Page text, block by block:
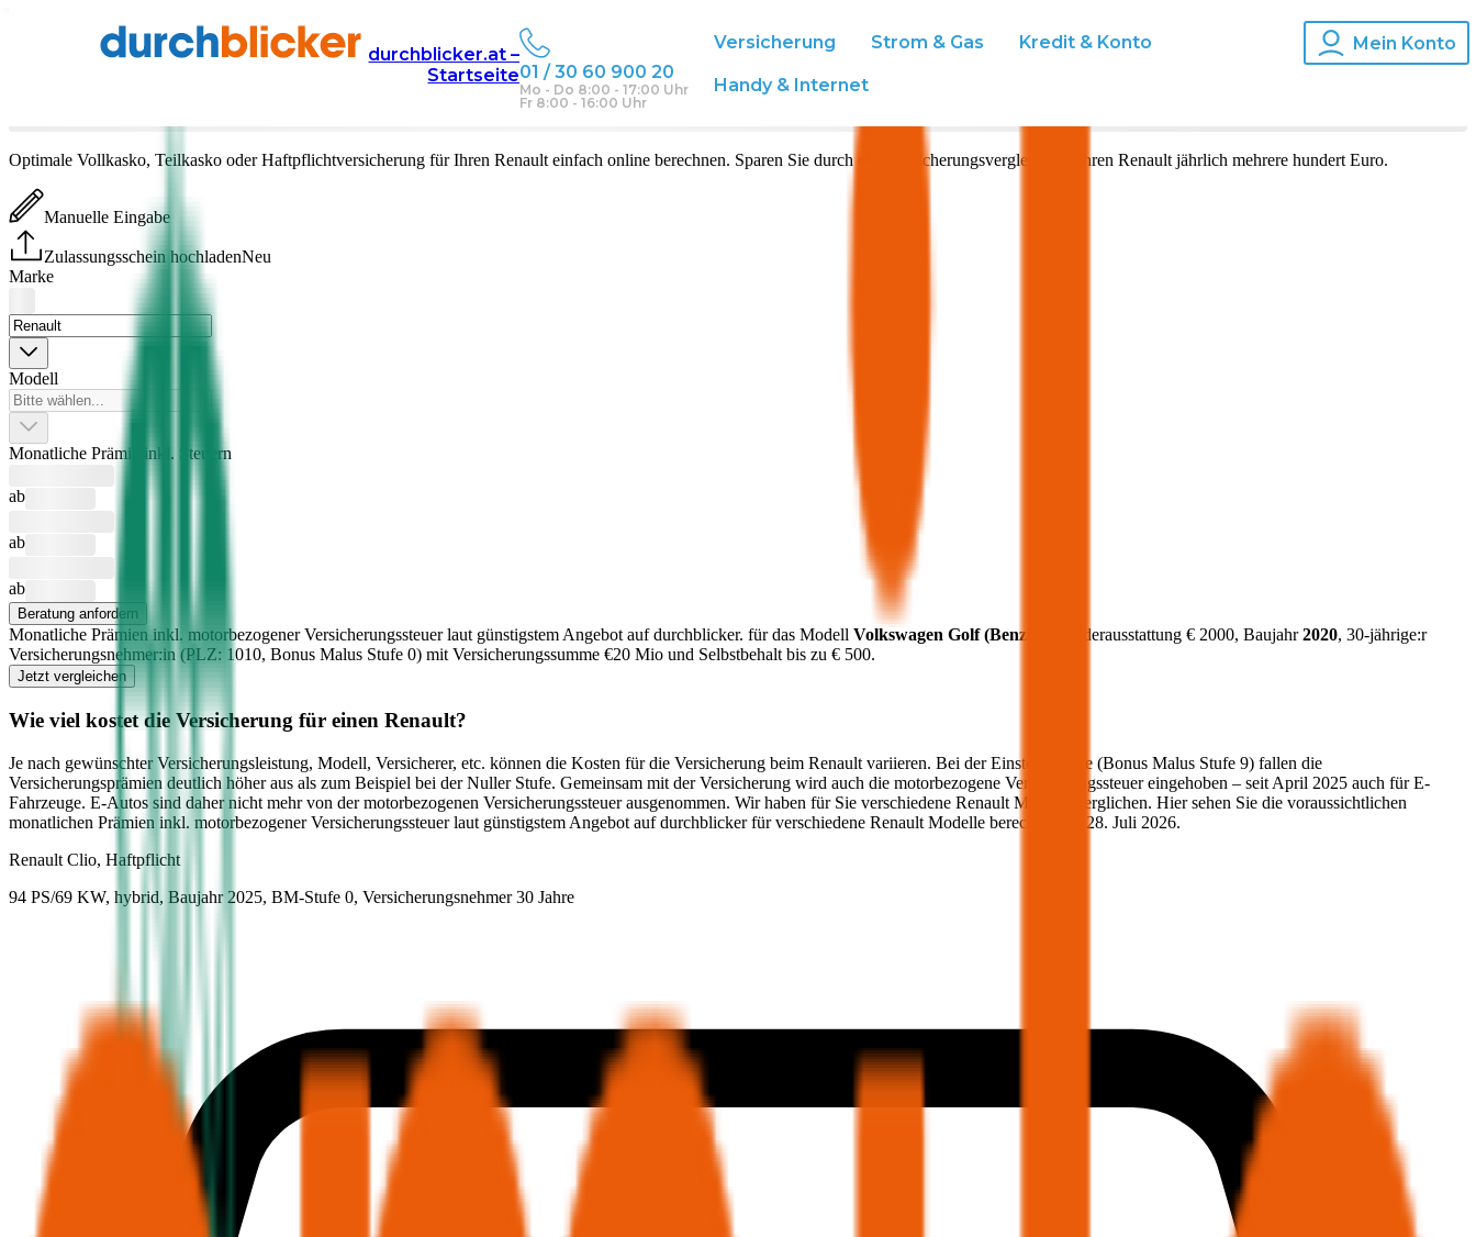
durchblicker.at –
Startseite01 / 30 60 900 20
Mo - Do 8:00 - 17:00 Uhr
Fr 8:00 - 16:00 Uhr
Versicherung Strom & Gas Kredit & Konto
Handy & Internet
Mein Konto
Autoversicherung
Versicherung vergleichen & abschließen
Optimale Vollkasko, Teilkasko oder Haftpflichtversicherung für Ihren Renaulteinfach online berechnen. Sparen Sie durch den Versicherungsvergleich für Ihren Renaultjährlich mehrere hundert Euro.
Manuelle Eingabe
Zulassungsschein hochladenNeu
Marke
Modell
Monatliche Prämie inkl. Steuern
ab
ab
ab
Beratung anfordern
Monatliche Prämien inkl. motorbezogener Versicherungssteuer laut günstigstem Angebot auf durchblicker. für das Modell Volkswagen Golf(Benzin , Sonderausstattung € 2000, Baujahr2020, 30-jährige:r
Versicherungsnehmer:in (PLZ: 1010, Bonus Malus Stufe 0) mit Versicherungssumme €20 Mio und Selbstbehalt bis zu € 500.
Jetzt vergleichen
Wie viel kostet die Versicherung für einen Renault?
Je nach gewünschter Versicherungsleistung, Modell, Versicherer, etc. können die Kosten für die Versicherung beim Renault variieren. Bei der Einsteigerstufe (Bonus Malus Stufe 9) fallen die
Versicherungsprämien deutlich höher aus als zum Beispiel bei der Nuller Stufe. Gemeinsam mit der Versicherung wird auch die motorbezogene Versicherungssteuer eingehoben – seit April 2025 auch für E-
Fahrzeuge. E-Autos sind daher nicht mehr von der motorbezogenen Versicherungssteuer ausgenommen. Wir haben für Sie verschiedene Renault Modelle verglichen. Hier sehen Sie die voraussichtlichen
monatlichen Prämien inkl. motorbezogener Versicherungssteuer laut günstigstem Angebot auf durchblicker für verschiedene Renault Modelle berechnet am 28. Juli 2026.
Renault Clio, Haftpflicht
94 PS/69 KW, hybrid, Baujahr 2025, BM-Stufe 0, Versicherungsnehmer 30 Jahre